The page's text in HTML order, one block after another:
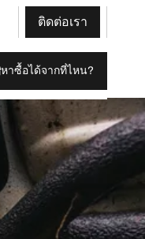
ติดต่อเรา
หาซื้อได้จากที่ไหน?